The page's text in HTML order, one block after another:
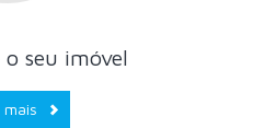
seu imóvel
mais